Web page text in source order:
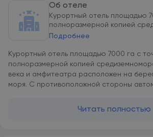
Об отеле
Курортный отель площадью
полноразмерной копией
Подробнее
Курортный отель площадью 7000 га с
полноразмерной копией
века и амфитеатра расположен на
моря. С противоположной стороны
курортного отеля Casa de Campo с
Читать полностью